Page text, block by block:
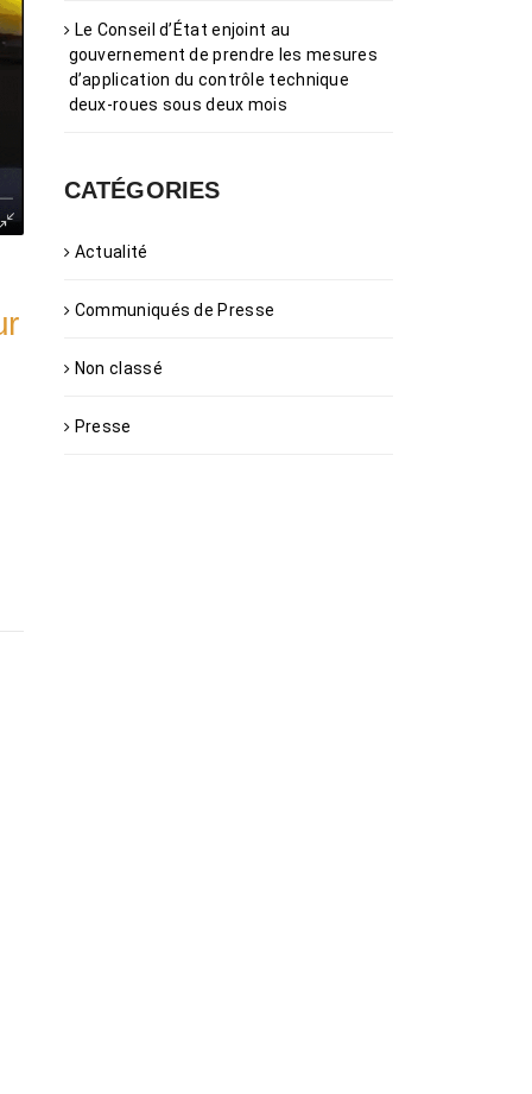
Le Conseil d’État enjoint au
gouvernement de prendre les mesures
d’application du contrôle technique
deux-roues sous deux mois
CATÉGORIES
Actualité
Communiqués de Presse
Non classé
Presse